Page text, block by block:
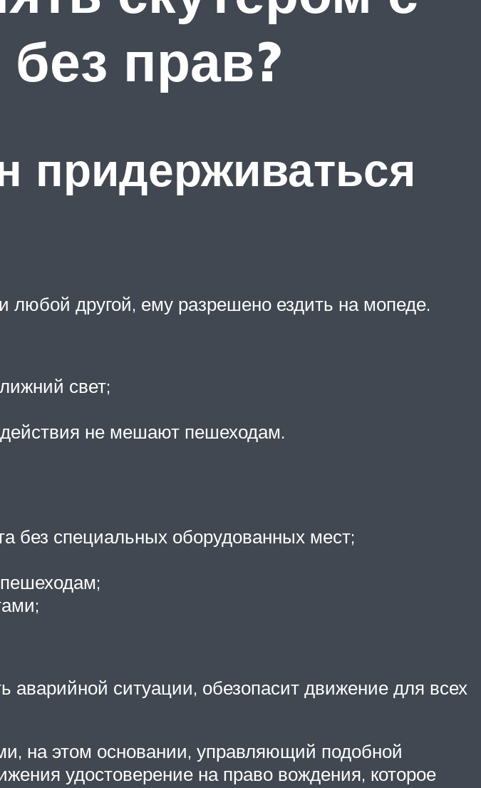
прав?
придерживаться
любой другой, ему разрешено ездить на мопеде.
свет;
не мешают пешеходам.
без специальных оборудованных мест;
аварийной ситуации, обезопасит движение для всех
на этом основании, управляющий подобной
удостоверение на право вождения, которое